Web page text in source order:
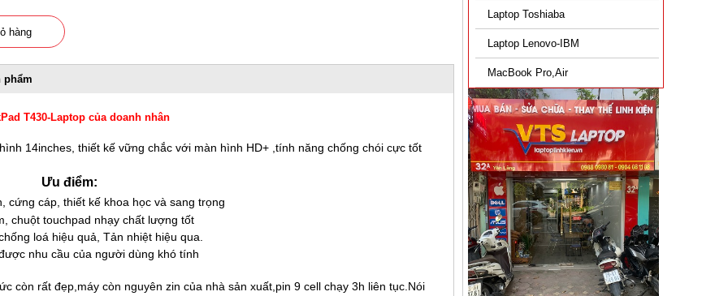
hàng
phẩm
T430-Laptop của doanh nhân
14inches, thiết kế vững chắc với màn hình HD+ ,tính năng chống chói cực tốt
Ưu điểm:
cứng cáp, thiết kế khoa học và sang trọng
chuột touchpad nhạy chất lượng tốt
loá hiệu quả, Tản nhiệt hiệu qua.
nhu cầu của người dùng khó tính
còn rất đẹp,máy còn nguyên zin của nhà sản xuất,pin 9 cell chạy 3h liên tục.Nói
Laptop Toshiaba
Laptop Lenovo-IBM
MacBook Pro,Air